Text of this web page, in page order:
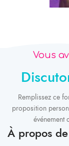
Vous
Remplissez ce
proposition
événement
À propos